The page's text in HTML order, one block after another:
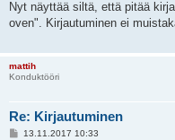
e
s
t
Nyt näyttää siltä, että pitää
oven". Kirjautuminen ei
mattih
Konduktööri
Re: Kirjautuminen
V13.11.2017 10:33